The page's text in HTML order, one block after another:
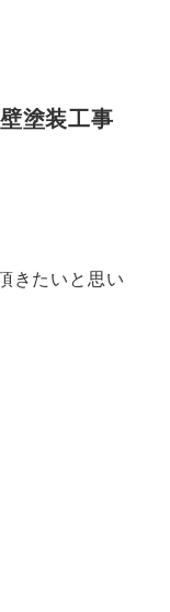
塗装工事
きたいと思い